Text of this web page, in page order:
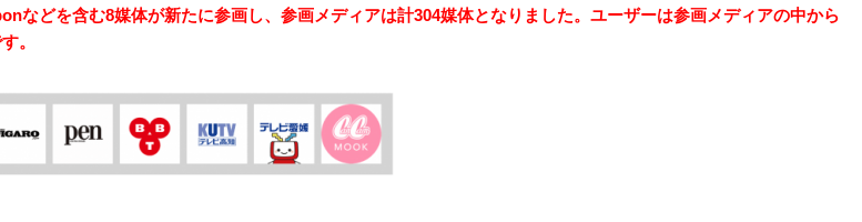
などを含む8媒体が新たに参画し、参画メディアは計304媒体となりました。ユーザーは参画メディアの中から
。